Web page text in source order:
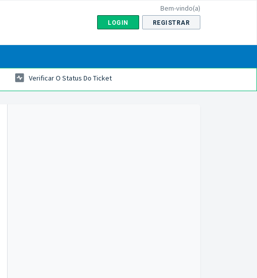
Bem-vindo(a)
LOGIN REGISTRAR
Verificar O Status Do Ticket